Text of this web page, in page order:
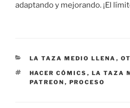
adaptando y mejorando. ¡El
CATEGORÍAS
LA TAZA MEDIO LLENA ,
ETIQUETAS
HACER CÓMICS , LA TAZA
PATREON , PROCESO